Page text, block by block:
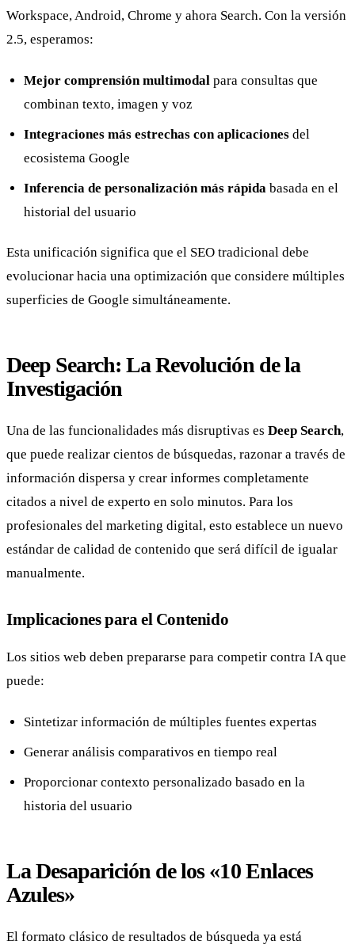
Workspace, Android, Chrome y ahora Search. Con la versión
2.5, esperamos:
Mejor comprensión multimodal para consultas que
combinan texto, imagen y voz
Integraciones más estrechas con aplicaciones del
ecosistema Google
Inferencia de personalización más rápida basada en el
historial del usuario
Esta unificación significa que el SEO tradicional debe
evolucionar hacia una optimización que considere múltiples
superficies de Google simultáneamente.
Deep Search: La Revolución de la
Investigación
Una de las funcionalidades más disruptivas es Deep Search,
que puede realizar cientos de búsquedas, razonar a través de
información dispersa y crear informes completamente
citados a nivel de experto en solo minutos. Para los
profesionales del marketing digital, esto establece un nuevo
estándar de calidad de contenido que será difícil de igualar
manualmente.
Implicaciones para el Contenido
Los sitios web deben prepararse para competir contra IA que
puede:
Sintetizar información de múltiples fuentes expertas
Generar análisis comparativos en tiempo real
Proporcionar contexto personalizado basado en la
historia del usuario
La Desaparición de los «10 Enlaces
Azules»
El formato clásico de resultados de búsqueda ya está